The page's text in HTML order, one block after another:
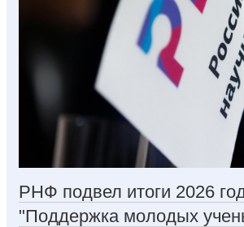
РНФ подвел итоги 2026
"Поддержка молодых